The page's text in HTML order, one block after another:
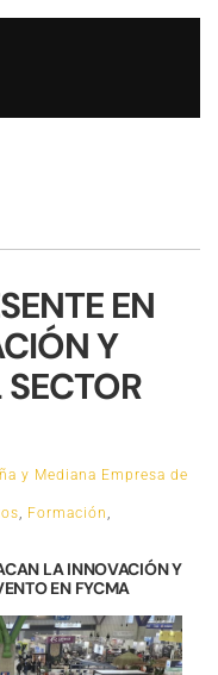
EN
Y
y Mediana Empresa de
Formación
LA INNOVACIÓN Y
EN FYCMA